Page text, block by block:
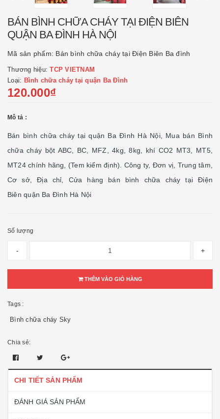
BÁN BÌNH CHỮA CHÁY TẠI ĐIỆN BIÊN
QUẬN BA ĐÌNH HÀ NỘI
Mã sản phẩm: Bán bình chữa cháy tại Điện Biên Ba đình
Thương hiệu:TCP VIETNAM
Loại: Bình chữa cháy tại quận Ba Đình
120.000₫
Mô tả :
Bán bình chữa cháy tại quận Ba Đình Hà Nội, Mua bán Bình
chữa cháy bột ABC, BC, MFZ, 4kg, 8kg, khí CO2 MT3, MT5,
MT24 chính hãng, (Tem kiểm định). Công ty, Đơn vị, Trung tâm,
Cơ sở, Địa chỉ, Cửa hàng bán bình chữa cháy tại Điện
Biên quận Ba Đình Hà Nội
Số lượng
- +
THÊM VÀO GIỎ HÀNG
Tags :
Bình chữa cháy Sky
Chia sẻ:
CHI TIẾT SẢN PHẨM
ĐÁNH GIÁ SẢN PHẨM